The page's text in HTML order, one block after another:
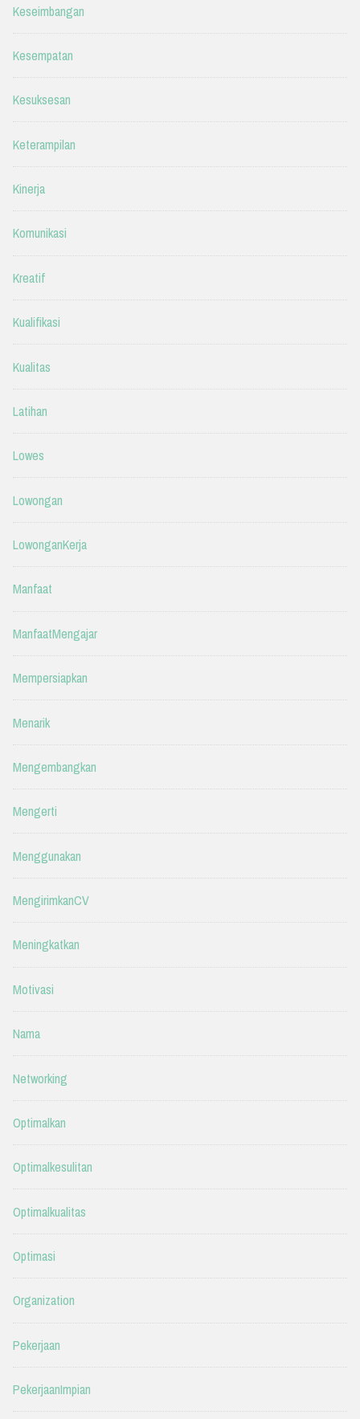
Keseimbangan
Kesempatan
Kesuksesan
Keterampilan
Kinerja
Komunikasi
Kreatif
Kualifikasi
Kualitas
Latihan
Lowes
Lowongan
LowonganKerja
Manfaat
ManfaatMengajar
Mempersiapkan
Menarik
Mengembangkan
Mengerti
Menggunakan
MengirimkanCV
Meningkatkan
Motivasi
Nama
Networking
Optimalkan
Optimalkesulitan
Optimalkualitas
Optimasi
Organization
Pekerjaan
PekerjaanImpian